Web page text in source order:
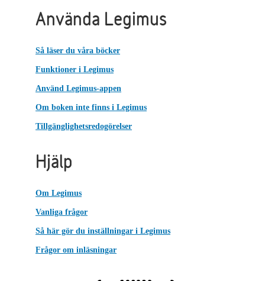
Använda Legimus
Så läser du våra böcker
Funktioner i Legimus
Använd Legimus-appen
Om boken inte finns i Legimus
Tillgänglighetsredogörelser
Hjälp
Om Legimus
Vanliga frågor
Så här gör du inställningar i Legimus
Frågor om inläsningar